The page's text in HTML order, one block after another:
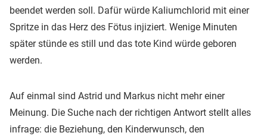
beendet werden soll. Dafür würde Kaliumchlorid mit einer
Spritze in das Herz des Fötus injiziert. Wenige Minuten
später stünde es still und das tote Kind würde geboren
werden.
Auf einmal sind Astrid und Markus nicht mehr einer
Meinung. Die Suche nach der richtigen Antwort stellt alles
infrage: die Beziehung, den Kinderwunsch, den